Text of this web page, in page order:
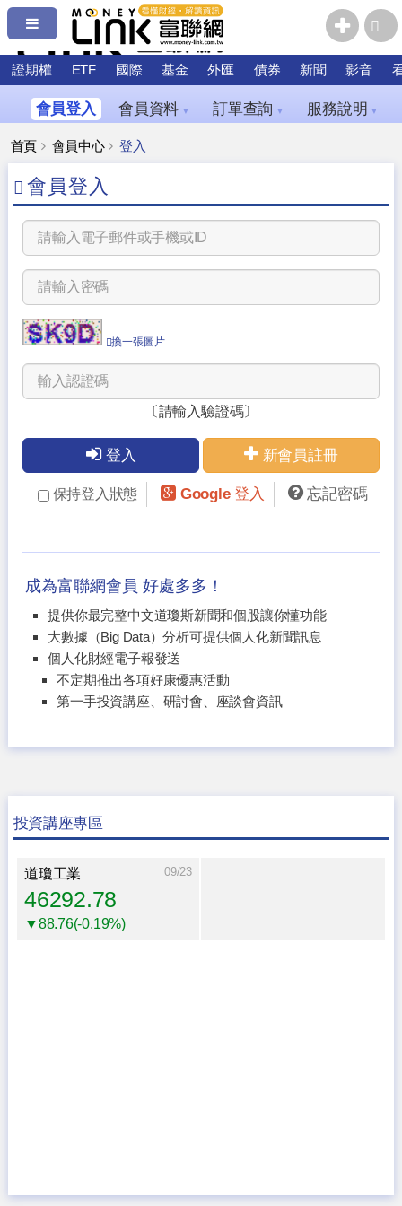
證期權 ETF 國際 基金 外匯 債券 新聞 影音
會員登入 會員資料 ▼ 訂單查詢 ▼ 服務說明 ▼
首頁 會員中心 登入
會員登入
換一張圖片
〔請輸入驗證碼〕
登入 新會員註冊
保持登入狀態 Google 登入 忘記密碼
成為富聯網會員 好處多多！
提供你最完整中文道瓊斯新聞和個股讓你懂功能
大數據（Big Data）分析可提供個人化新聞訊息
個人化財經電子報發送
不定期推出各項好康優惠活動
第一手投資講座、研討會、座談會資訊
投資講座專區
道瓊工業 09/23
46292.78
▼88.76(-0.19%)